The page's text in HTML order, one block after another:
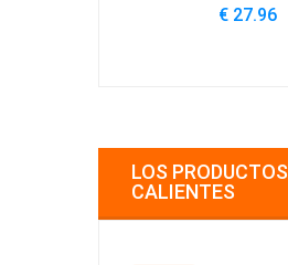
€ 27.96
LOS PRODUCTOS
CALIENTES